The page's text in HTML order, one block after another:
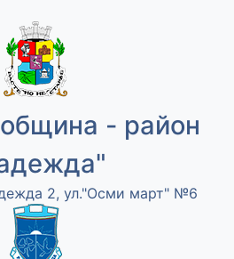
- район
2, ул."Осми март" №6